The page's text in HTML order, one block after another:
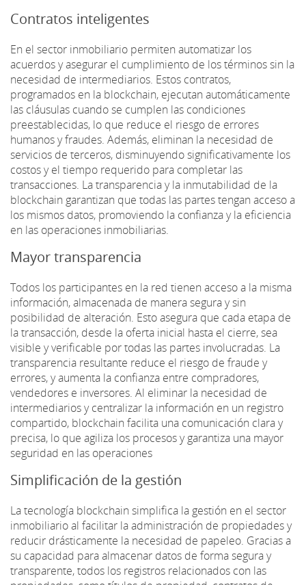
Contratos inteligentes
En el sector inmobiliario permiten automatizar los
acuerdos y asegurar el cumplimiento de los términos sin la
necesidad de intermediarios. Estos contratos,
programados en la blockchain, ejecutan automáticamente
las cláusulas cuando se cumplen las condiciones
preestablecidas, lo que reduce el riesgo de errores
humanos y fraudes. Además, eliminan la necesidad de
servicios de terceros, disminuyendo significativamente los
costos y el tiempo requerido para completar las
transacciones. La transparencia y la inmutabilidad de la
blockchain garantizan que todas las partes tengan acceso a
los mismos datos, promoviendo la confianza y la eficiencia
en las operaciones inmobiliarias.
Mayor transparencia
Todos los participantes en la red tienen acceso a la misma
información, almacenada de manera segura y sin
posibilidad de alteración. Esto asegura que cada etapa de
la transacción, desde la oferta inicial hasta el cierre, sea
visible y verificable por todas las partes involucradas. La
transparencia resultante reduce el riesgo de fraude y
errores, y aumenta la confianza entre compradores,
vendedores e inversores. Al eliminar la necesidad de
intermediarios y centralizar la información en un registro
compartido, blockchain facilita una comunicación clara y
precisa, lo que agiliza los procesos y garantiza una mayor
seguridad en las operaciones
Simplificación de la gestión
La tecnología blockchain simplifica la gestión en el sector
inmobiliario al facilitar la administración de propiedades y
reducir drásticamente la necesidad de papeleo. Gracias a
su capacidad para almacenar datos de forma segura y
transparente, todos los registros relacionados con las